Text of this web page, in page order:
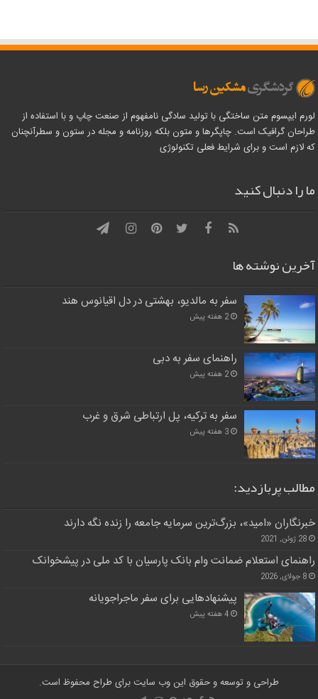
لورم ایپسوم متن ساختگی با تولید سادگی نامفهوم از صنعت چاپ و با استفاده از
طراحان گرافیک است. چاپگرها و متون بلکه روزنامه و مجله در ستون و سطرآنچنان
که لازم است و برای شرایط فعلی تکنولوژی
ما را دنبال کنید
آخرین نوشته ها
سفر به مالدیو، بهشتی در دل اقیانوس هند
2 هفته پیش
راهنمای سفر به دبی
2 هفته پیش
سفر به ترکیه، پل ارتباطی شرق و غرب
3 هفته پیش
مطالب پربازدید:
خبرنگاران «امید»، بزرگ‌ترین سرمایه جامعه را زنده نگه دارند
28 ژوئن, 2021
راهنمای استعلام ضمانت وام بانک پارسیان با کد ملی در پیشخوانک
8 جولای, 2026
پیشنهادهایی برای سفر ماجراجویانه
4 هفته پیش
طراحی و توسعه و حقوق این وب سایت برای طراح محفوظ است.